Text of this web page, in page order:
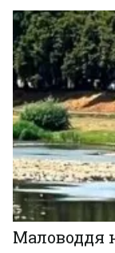
Маловоддя